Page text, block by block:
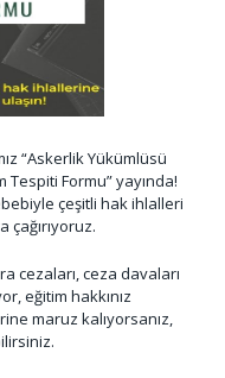
“Askerlik Yükümlüsü
Tespiti Formu” yayında!
çeşitli hak ihlalleri
cezaları, ceza davaları
eğitim hakkınız
maruz kalıyorsanız,